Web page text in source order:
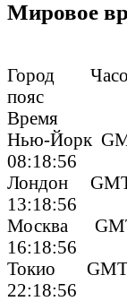
Мировое
Город
пояс
Время
Нью-Йорк
08:18:57
Лондон
13:18:57
Москва
16:18:57
Токио
22:18:57